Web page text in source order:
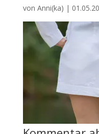
von Anni(ka) |